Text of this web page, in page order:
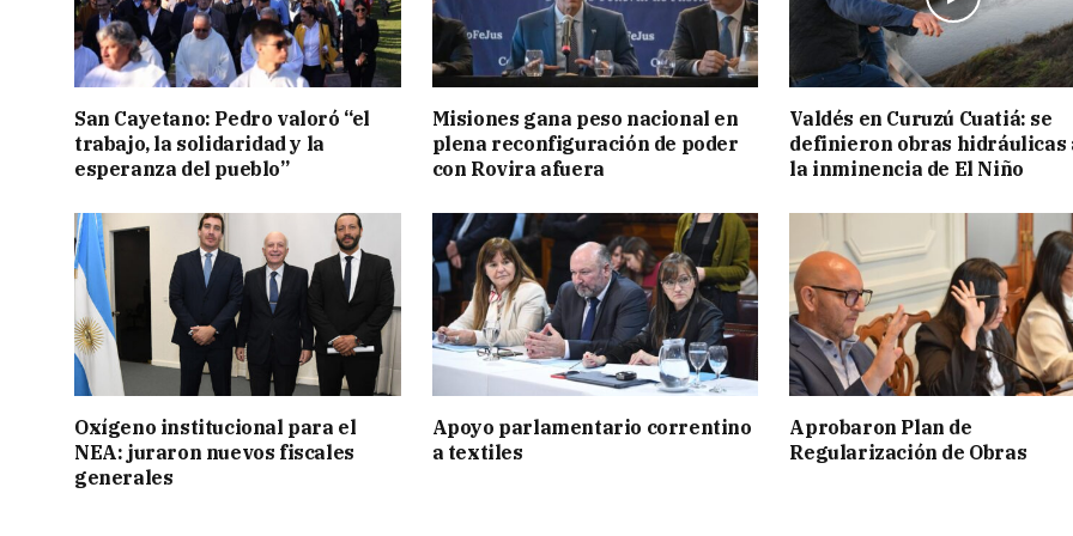
San Cayetano: Pedro valoró “el
trabajo, la solidaridad y la
esperanza del pueblo”
Misiones gana peso nacional en
plena reconfiguración de poder
con Rovira afuera
Valdés en Curuzú Cuatiá: se
definieron obras hidráulicas
la inminencia de El Niño
Oxígeno institucional para el
NEA: juraron nuevos fiscales
generales
Apoyo parlamentario correntino
a textiles
Aprobaron Plan de
Regularización de Obras